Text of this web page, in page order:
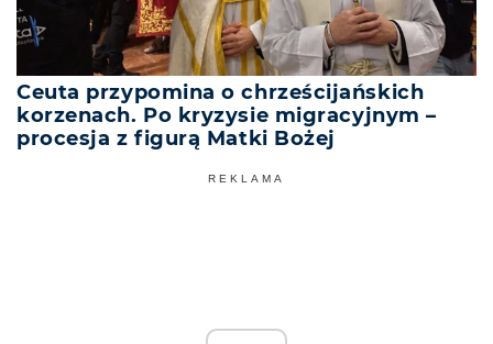
Ceuta przypomina o chrześcijańskich
korzenach. Po kryzysie migracyjnym –
procesja z figurą Matki Bożej
REKLAMA